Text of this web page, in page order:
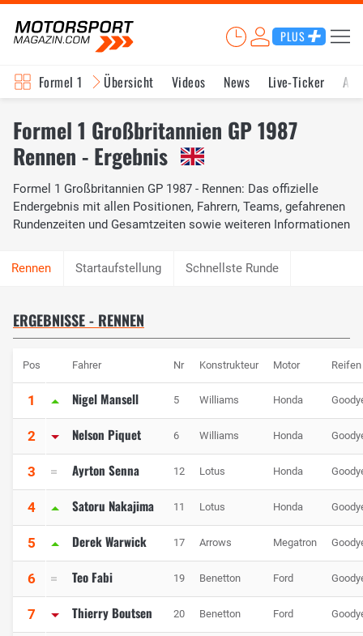
PLUS
Formel 1 Übersicht Videos News Live-Ticker
Formel 1 Großbritannien GP 1987
Rennen - Ergebnis
Formel 1 Großbritannien GP 1987 - Rennen: Das offizielle
Endergebnis mit allen Positionen, Fahrern, Teams, gefahrenen
Rundenzeiten und Gesamtzeiten sowie weiteren Informationen
Startaufstellung Schnellste Runde
ERGEBNISSE - RENNEN
Pos Fahrer Nr Konstrukteur Motor Reifen
1 Nigel Mansell 5 Williams Honda
2 Nelson Piquet 6 Williams Honda
3 Ayrton Senna 12 Lotus Honda
4 Satoru Nakajima 11 Lotus Honda
5 Derek Warwick 17 Arrows Megatron
6 Teo Fabi 19 Benetton Ford
7 Thierry Boutsen 20 Benetton Ford